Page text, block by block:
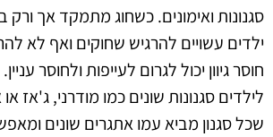
סגנונות ואימונים. כשחוג מתמקד אך
ילדים עשויים להרגיש שחוקים ואף לא
חוסר גיוון יכול לגרום לעייפות ולחוסר
לילדים סגנונות שונים כמו מודרני, ג'אז או
שכל סגנון מביא עמו אתגרים שונים